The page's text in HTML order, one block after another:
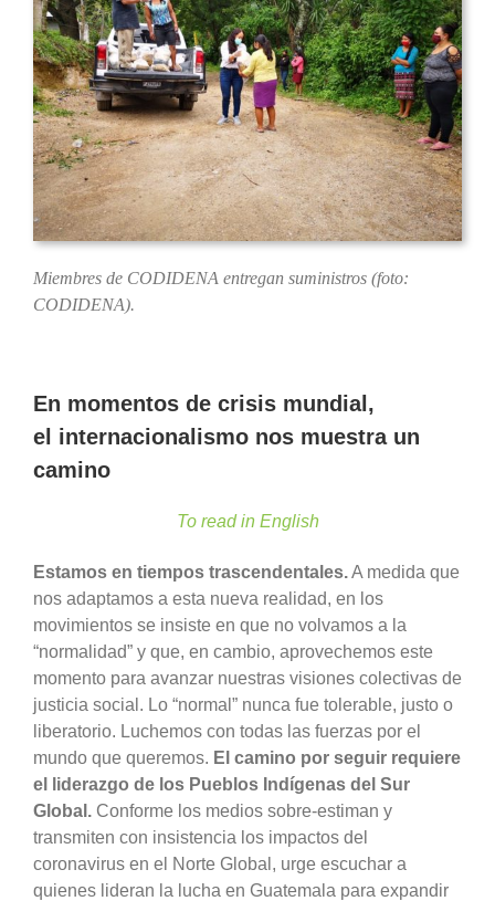
Miembres de CODIDENA entregan suministros (foto:
CODIDENA).
En momentos de crisis mundial,
el internacionalismo nos muestra un
camino
To read in English
Estamos en tiempos trascendentales.A medida que
nos adaptamos a esta nueva realidad, en los
movimientos se insiste en que no volvamos a la
“normalidad” y que, en cambio, aprovechemos este
momento para avanzar nuestras visiones colectivas de
justicia social. Lo “normal” nunca fue tolerable, justo o
liberatorio. Luchemos con todas las fuerzas por el
mundo que queremos. El camino por seguir requiere
el liderazgo de los Pueblos Indígenas del Sur
Global. Conforme los medios sobre-estiman y
transmiten con insistencia los impactos del
coronavirus en el Norte Global, urge escuchar a
quienes lideran la lucha en Guatemala para expandir